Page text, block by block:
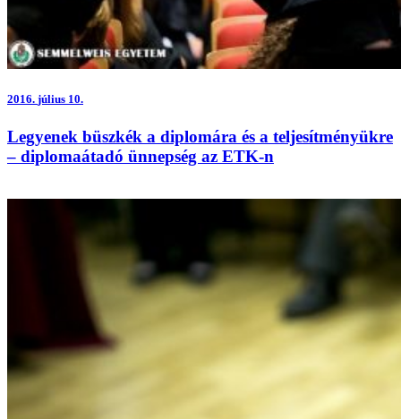
2016. július 10.
Legyenek büszkék a diplomára és a teljesítményükre
– diplomaátadó ünnepség az ETK-n